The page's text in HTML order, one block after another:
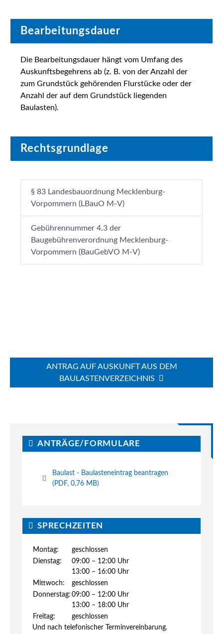
Bearbeitungsdauer
Die Bearbeitungsdauer hängt vom Umfang des
Auskunftsbegehrens ab (z. B. von der Anzahl der
zum Grundstück gehörenden Flurstücke oder der
Anzahl der auf dem Grundstück liegenden
Baulasten).
Rechtsgrundlage
§ 83 Landesbauordnung Mecklenburg-
Vorpommern (LBauO M-V)
Gebührennummer 4.3 der
Baugebührenverordnung Mecklenburg-
Vorpommern (BauGebVO M-V)
ANTRAG AUF AUSKUNFT AUS DEM
BAULASTENVERZEICHNIS
SPRECHZEITEN
Montag:
geschlossen
Dienstag:
09:00 – 12:00 Uhr
13:00 – 16:00 Uhr
Mittwoch:
geschlossen
Donnerstag: 09:00 – 12:00 Uhr
13:00 – 18:00 Uhr
Freitag:
geschlossen
Und nach telefonischer Terminvereinbarung.
ANTRÄGE/FORMULARE
Baulast - Baulasteneintrag beantragen
(PDF, 0,76 MB)